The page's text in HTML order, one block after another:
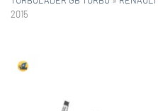
2015